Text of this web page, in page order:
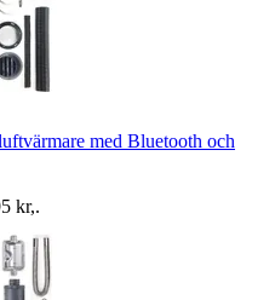
med Bluetooth och
kr,.